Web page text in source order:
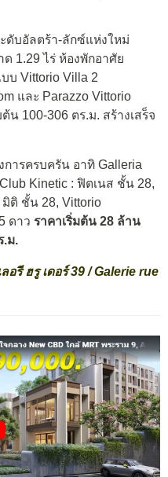
ดับอัลตร้า-ลักซ์แห่งใหม่
1.29 ไร่ ห้องพักอาศัย
บ Vittorio Villa 2
และ Parazzo Vittorio
น 100-306 ตร.ม. สร้างเสร็จ
ารครบครัน อาทิ Galleria
Kinetic : ฟิตเนส ชั้น 28,
ติ ชั้น 28, Vittorio
ดาว ราคาเริ่มต้น 28 ล้าน
.ม.
อรี ฮรู เดอร์ 39 / Galerie rue